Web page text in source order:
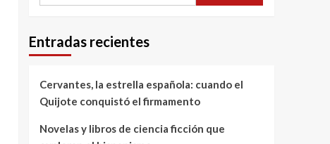
Entradas recientes
Cervantes, la estrella española: cuando el
Quijote conquistó el firmamento
Novelas y libros de ciencia ficción que